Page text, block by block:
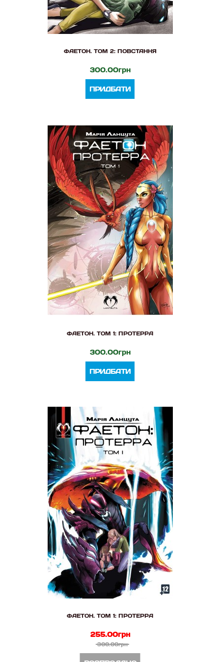
ФАЕТОН. ТОМ 2: ПОВСТАННЯ
300.00грн
ПРИДБАТИ
ФАЕТОН. ТОМ 1: ПРОТЕРРА
300.00грн
ПРИДБАТИ
ФАЕТОН. ТОМ 1: ПРОТЕРРА
255.00грн
300.00грн